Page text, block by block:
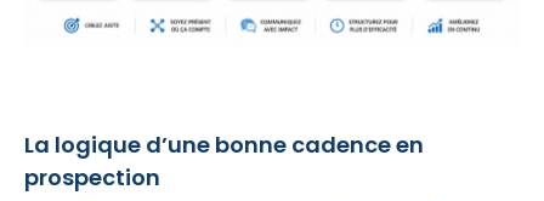
La logique d’une bonne cadence en
prospection